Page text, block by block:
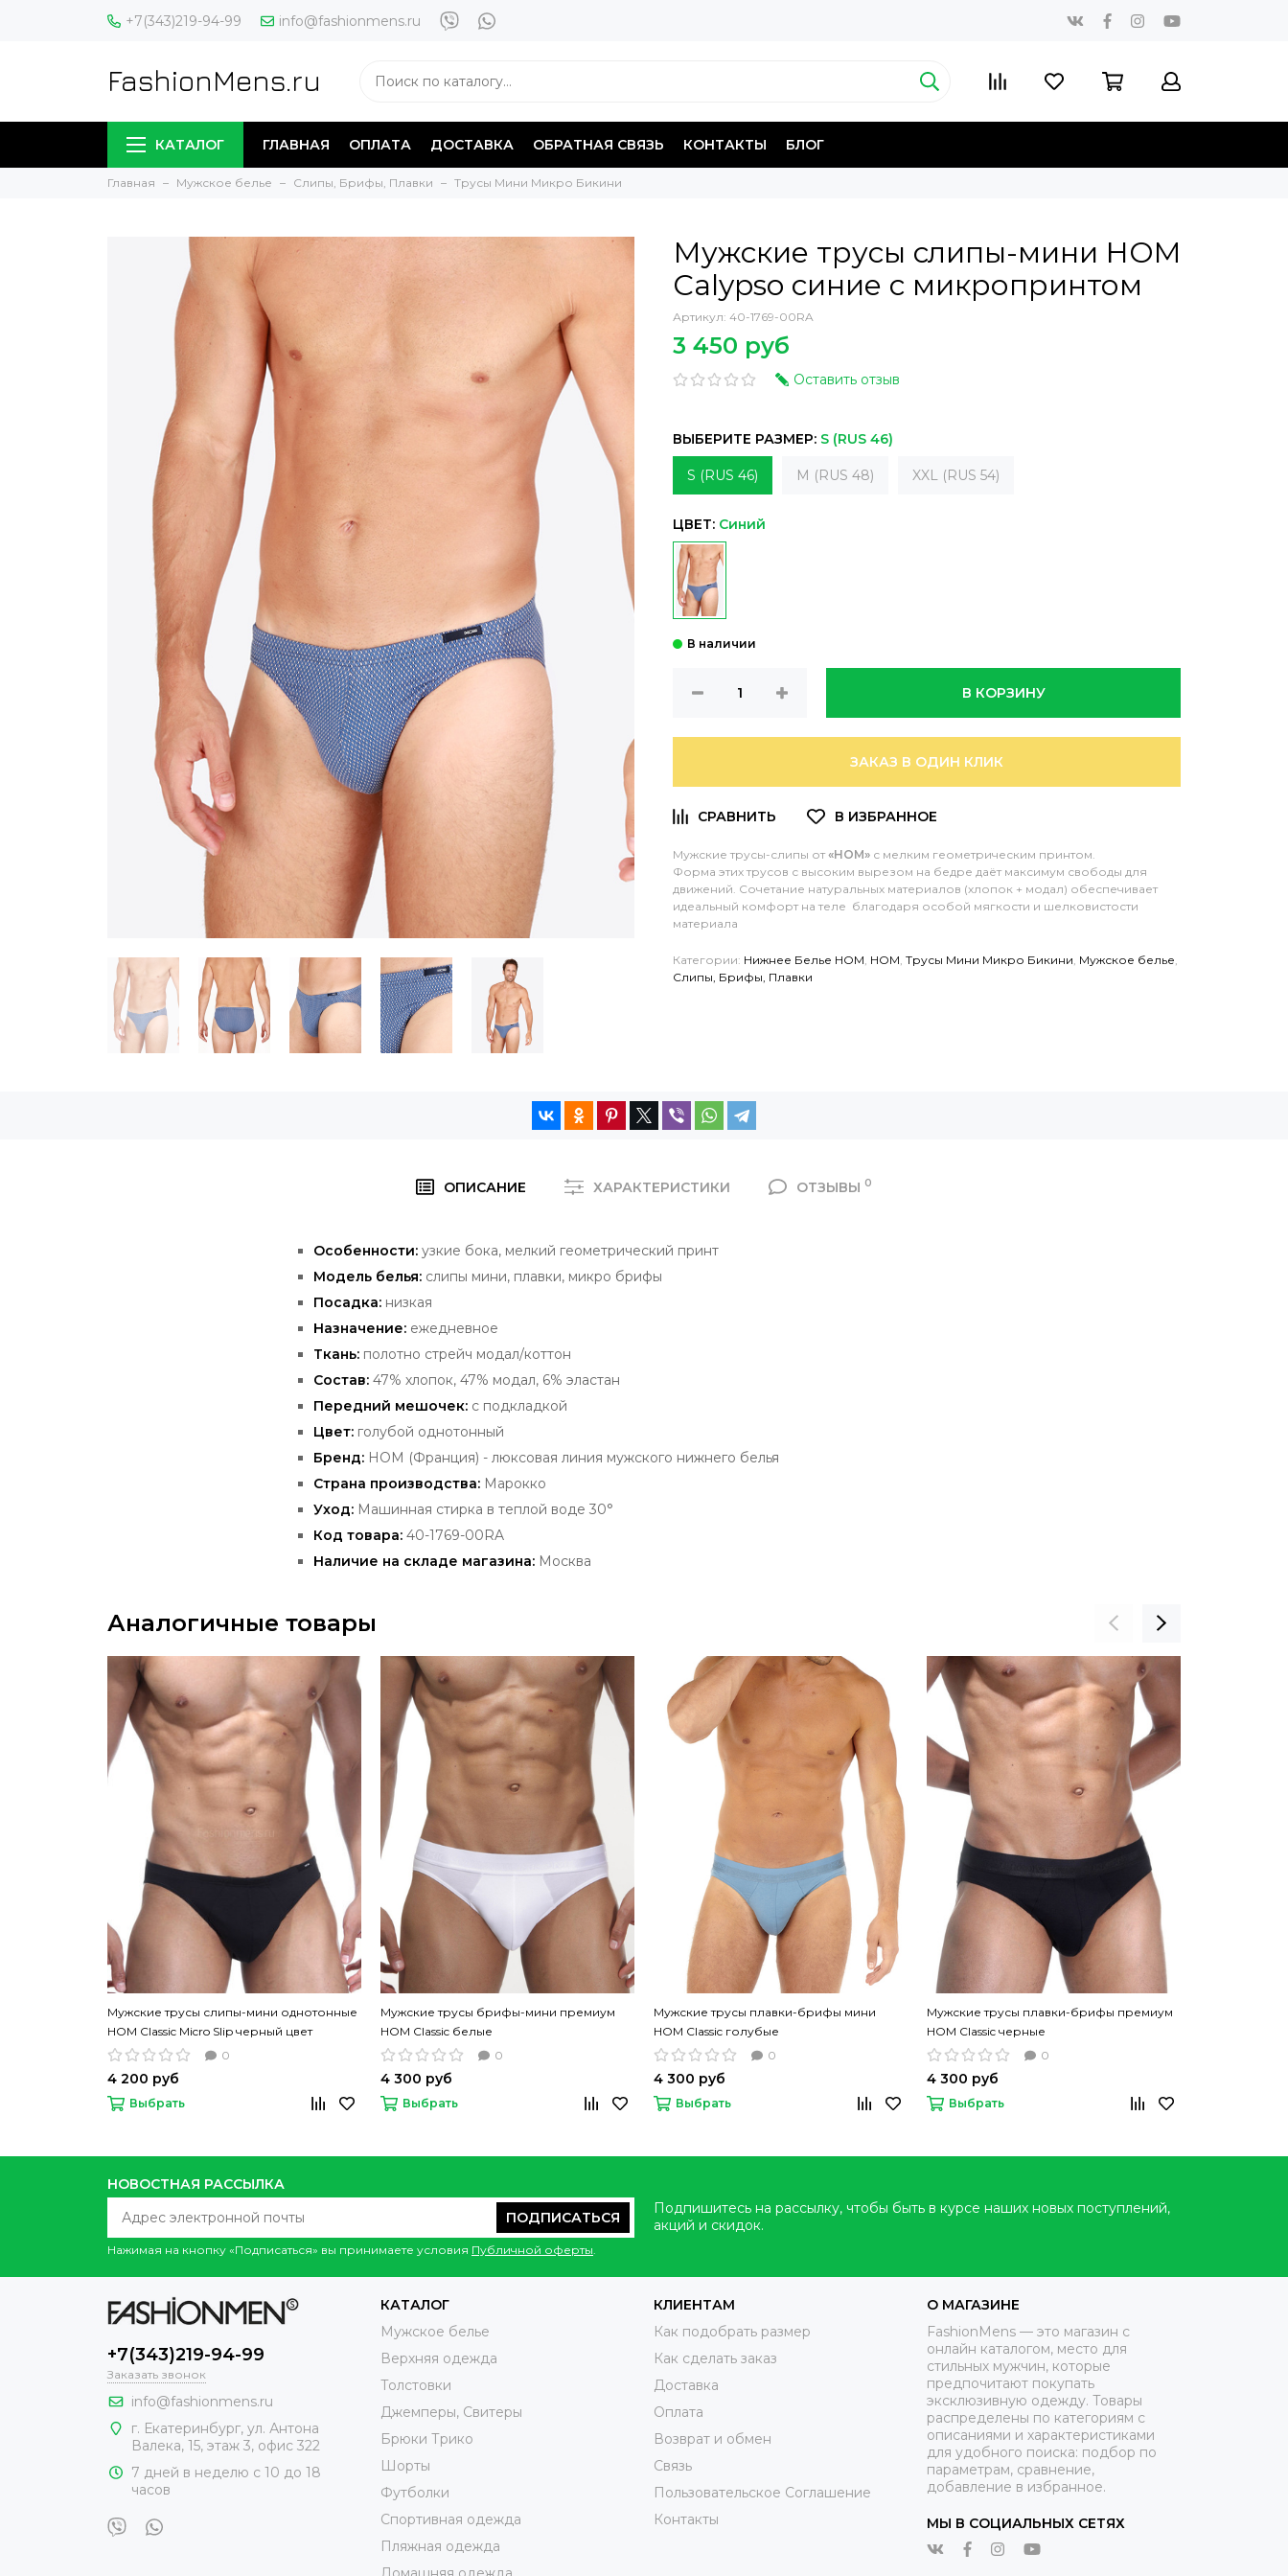
+7(343)219-94-99 info@fashionmens.ru
FashionMens.ru
КАТАЛОГ ГЛАВНАЯ ОПЛАТА ДОСТАВКА ОБРАТНАЯ СВЯЗЬ КОНТАКТЫ БЛОГ
Главная Мужское белье Слипы, Брифы, Плавки Трусы Мини Микро Бикини
Мужские трусы слипы-мини HOM
Calypso синие с микропринтом
Артикул: 40-1769-00RA
3 450 руб
Оставить отзыв
ВЫБЕРИТЕ РАЗМЕР: S (RUS 46)
S (RUS 46) M (RUS 48) XXL (RUS 54)
ЦВЕТ: Синий
В КОРЗИНУ
ЗАКАЗ В ОДИН КЛИК
Мужские трусы-слипы от«HOM» с мелким геометрическим принтом.
Форма этих трусов с высоким вырезом на бедре даёт максимум свободы для
движений. Сочетание натуральных материалов (хлопок + модал) обеспечивает
идеальный комфорт на теле благодаря особой мягкости и шелковистости
материала
Категории: Нижнее Белье HOM, HOM, Трусы Мини Микро Бикини, Мужское белье,
Слипы, Брифы, Плавки
ОПИСАНИЕ ХАРАКТЕРИСТИКИ ОТЗЫВЫ 0
Особенности: узкие бока, мелкий геометрический принт
Модель белья: слипы мини, плавки, микро брифы
Посадка: низкая
Назначение: ежедневное
Ткань: полотно стрейч модал/коттон
Состав: 47% хлопок, 47% модал, 6% эластан
Передний мешочек: с подкладкой
Цвет: голубой однотонный
Бренд: HOM (Франция) - люксовая линия мужского нижнего белья
Страна производства: Марокко
Уход: Машинная стирка в теплой воде 30°
Код товара: 40-1769-00RA
Наличие на складе магазина: Москва
Аналогичные товары
Мужские трусы слипы-мини однотонные
HOM Classic Micro Slip черный цвет
0
4 200 руб
Выбрать
Мужские трусы брифы-мини премиум
HOM Classic белые
0
4 300 руб
Выбрать
Мужские трусы плавки-брифы мини
HOM Classic голубые
0
4 300 руб
Выбрать
Мужские трусы плавки-брифы премиум
HOM Classic черные
0
4 300 руб
Выбрать
НОВОСТНАЯ РАССЫЛКА
ПОДПИСАТЬСЯ
Нажимая на кнопку «Подписаться» вы принимаете условия Публичной оферты.
Подпишитесь на рассылку, чтобы быть в курсе наших новых поступлений,
акций и скидок.
+7(343)219-94-99
Заказать звонок
info@fashionmens.ru
г. Екатеринбург, ул. Антона
Валека, 15, этаж 3, офис 322
7 дней в неделю с 10 до 18
часов
КАТАЛОГ
Мужское белье
Верхняя одежда
Толстовки
Джемперы, Свитеры
Брюки Трико
Шорты
Футболки
Спортивная одежда
Пляжная одежда
КЛИЕНТАМ
Как подобрать размер
Как сделать заказ
Доставка
Оплата
Возврат и обмен
Связь
Пользовательское Соглашение
Контакты
О МАГАЗИНЕ
FashionMens — это магазин с
онлайн каталогом, место для
стильных мужчин, которые
предпочитают покупать
эксклюзивную одежду. Товары
распределены по категориям с
описаниями и характеристиками
для удобного поиска: подбор по
параметрам, сравнение,
добавление в избранное.
МЫ В СОЦИАЛЬНЫХ СЕТЯХ